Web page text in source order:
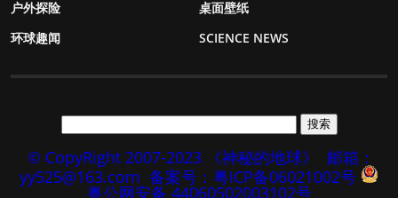
户外探险
桌面壁纸
环球趣闻
SCIENCE NEWS
© CopyRight 2007-2023 《神秘的地球》
邮箱：
yy525@163.com 备案号：粤ICP备06021002号
粤公网安备 44060502003102号